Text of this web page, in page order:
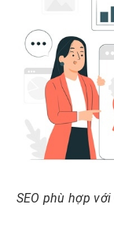
SEO phù hợp